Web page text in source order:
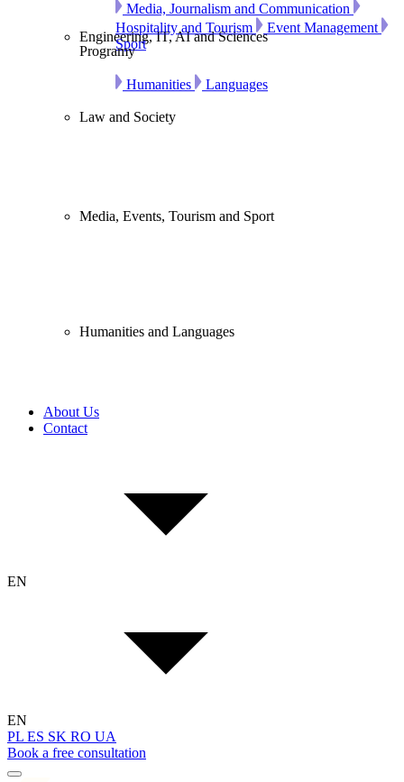
Engineering, IT, AI and Sciences
Law and Society
Media, Events, Tourism and Sport
Media, Journalism and Communication
Hospitality and Tourism
Event Management
Sport
Humanities and Languages
Programy
Humanities Languages
About Us
Contact
EN
EN
PL ES SK RO UA
Book a free consultation